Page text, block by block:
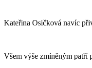
Kateřina Osičková navíc
Všem výše zmíněným patří